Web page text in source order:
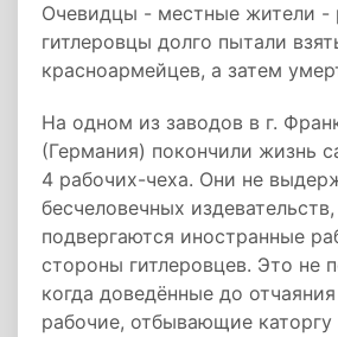
Очевидцы - местные жители -
гитлеровцы долго пытали
красноармейцев, а затем
На одном из заводов в г.
(Германия) покончили жизнь
4 рабочих-чеха. Они не
бесчеловечных
подвергаются иностранные
стороны гитлеровцев. Это не
когда доведённые до
рабочие, отбывающие каторгу